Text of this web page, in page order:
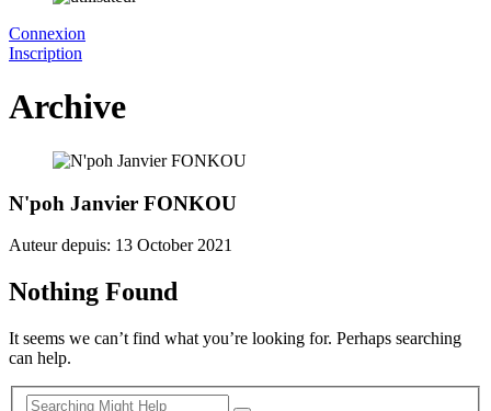
Connexion
Inscription
Archive
N'poh Janvier FONKOU
Auteur depuis: 13 October 2021
Nothing Found
It seems we can’t find what you’re looking for. Perhaps searching
can help.